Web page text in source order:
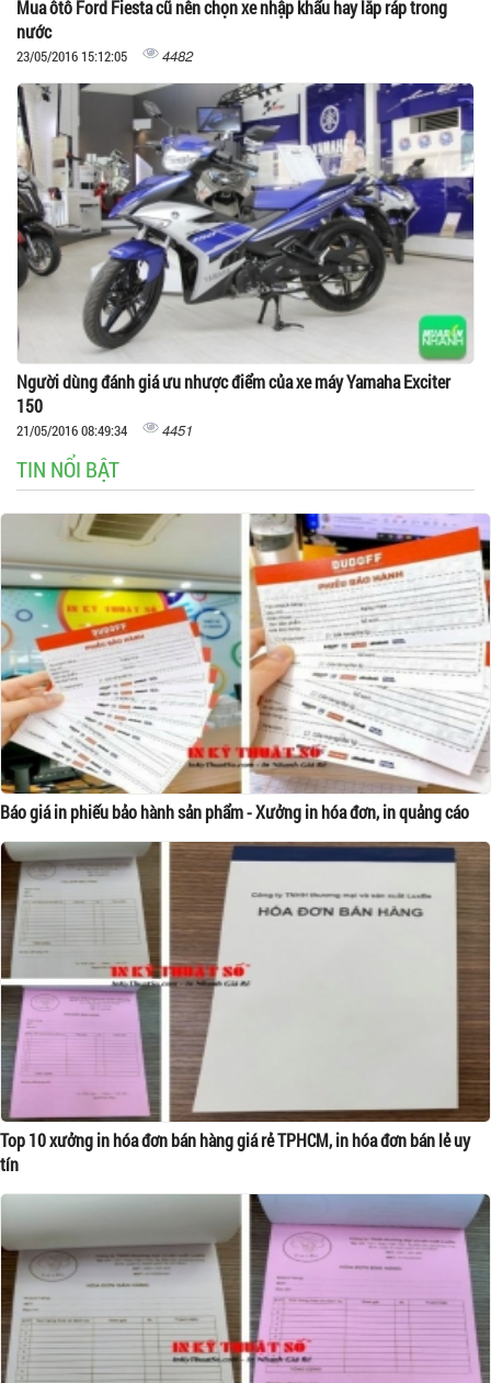
Mua ôtô Ford Fiesta cũ nên chọn xe nhập khẩu hay lắp ráp trong
nước
23/05/2016 15:12:05 4482
Người dùng đánh giá ưu nhược điểm của xe máy Yamaha Exciter
150
21/05/2016 08:49:34 4451
TIN NỔI BẬT
Báo giá in phiếu bảo hành sản phẩm - Xưởng in hóa đơn, in quảng cáo
Top 10 xưởng in hóa đơn bán hàng giá rẻ TPHCM, in hóa đơn bán lẻ uy
tín